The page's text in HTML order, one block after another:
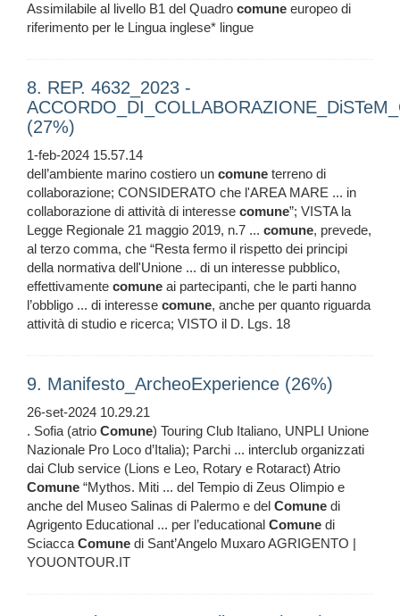
Assimilabile al livello B1 del Quadro comune europeo di
riferimento per le Lingua inglese* lingue
8. REP. 4632_2023 -
(27%)
1-feb-2024 15.57.14
dell’ambiente marino costiero un comune terreno di
collaborazione; CONSIDERATO che l'AREA MARE ... in
collaborazione di attività di interesse comune”; VISTA la
Legge Regionale 21 maggio 2019, n.7 ... comune, prevede,
al terzo comma, che “Resta fermo il rispetto dei principi
della normativa dell'Unione ... di un interesse pubblico,
effettivamente comune ai partecipanti, che le parti hanno
l’obbligo ... di interesse comune, anche per quanto riguarda
attività di studio e ricerca; VISTO il D. Lgs. 18
9. Manifesto_ArcheoExperience (26%)
26-set-2024 10.29.21
. Sofia (atrio Comune) Touring Club Italiano, UNPLI Unione
Nazionale Pro Loco d’Italia); Parchi ... interclub organizzati
dai Club service (Lions e Leo, Rotary e Rotaract) Atrio
Comune “Mythos. Miti ... del Tempio di Zeus Olimpio e
anche del Museo Salinas di Palermo e del Comune di
Agrigento Educational ... per l’educational Comune di
SciaccaComune di Sant’Angelo Muxaro AGRIGENTO |
YOUONTOUR.IT